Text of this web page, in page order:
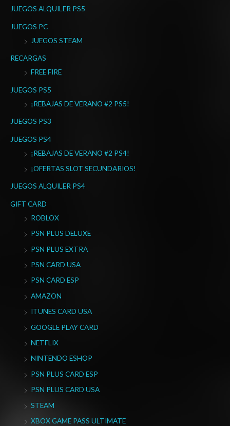
r
p
JUEGOS ALQUILER PS5
JUEGOS PC
JUEGOS STEAM
RECARGAS
FREE FIRE
JUEGOS PS5
¡REBAJAS DE VERANO #2 PS5!
JUEGOS PS3
JUEGOS PS4
¡REBAJAS DE VERANO #2 PS4!
¡OFERTAS SLOT SECUNDARIOS!
JUEGOS ALQUILER PS4
GIFT CARD
ROBLOX
PSN PLUS DELUXE
PSN PLUS EXTRA
PSN CARD USA
PSN CARD ESP
AMAZON
ITUNES CARD USA
GOOGLE PLAY CARD
NETFLIX
NINTENDO ESHOP
PSN PLUS CARD ESP
PSN PLUS CARD USA
STEAM
XBOX GAME PASS ULTIMATE